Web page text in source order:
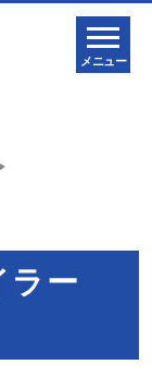
メニュー
ラー